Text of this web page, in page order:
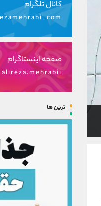
کانال تلگرام
صفحه اینستاگرام
alireza.mehrabii
ترین ها